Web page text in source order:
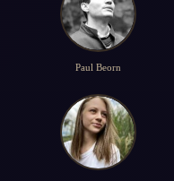
Paul Beorn